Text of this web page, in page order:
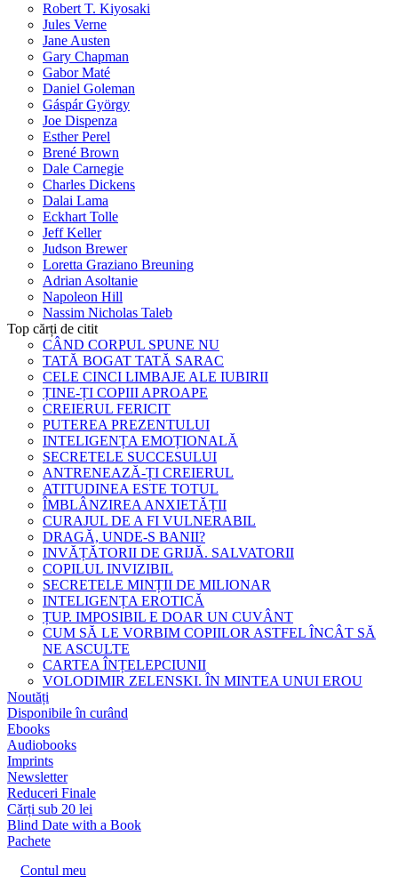
Robert T. Kiyosaki
Jules Verne
Jane Austen
Gary Chapman
Gabor Maté
Daniel Goleman
Gáspár György
Joe Dispenza
Esther Perel
Brené Brown
Dale Carnegie
Charles Dickens
Dalai Lama
Eckhart Tolle
Jeff Keller
Judson Brewer
Loretta Graziano Breuning
Adrian Asoltanie
Napoleon Hill
Nassim Nicholas Taleb
Top cărți de citit
CÂND CORPUL SPUNE NU
TATĂ BOGAT TATĂ SARAC
CELE CINCI LIMBAJE ALE IUBIRII
ȚINE-ȚI COPIII APROAPE
CREIERUL FERICIT
PUTEREA PREZENTULUI
INTELIGENȚA EMOȚIONALĂ
SECRETELE SUCCESULUI
ANTRENEAZĂ-ȚI CREIERUL
ATITUDINEA ESTE TOTUL
ÎMBLÂNZIREA ANXIETĂȚII
CURAJUL DE A FI VULNERABIL
DRAGĂ, UNDE-S BANII?
INVĂȚĂTORII DE GRIJĂ. SALVATORII
COPILUL INVIZIBIL
SECRETELE MINȚII DE MILIONAR
INTELIGENȚA EROTICĂ
ȚUP. IMPOSIBIL E DOAR UN CUVÂNT
CUM SĂ LE VORBIM COPIILOR ASTFEL ÎNCÂT SĂ
NE ASCULTE
CARTEA ÎNȚELEPCIUNII
VOLODIMIR ZELENSKI. ÎN MINTEA UNUI EROU
Noutăți
Disponibile în curând
Ebooks
Audiobooks
Imprints
Newsletter
Reduceri Finale
Cărți sub 20 lei
Blind Date with a Book
Pachete
Contul meu